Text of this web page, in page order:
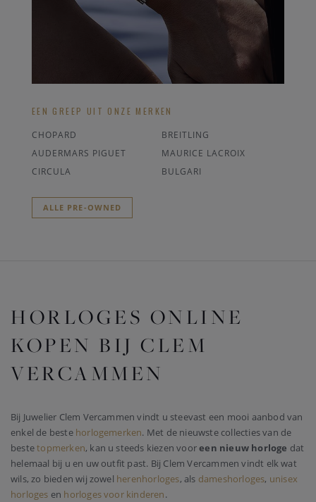
EEN GREEP UIT ONZE MERKEN
CHOPARD
BREITLING
AUDERMARS PIGUET
MAURICE LACROIX
CIRCULA
BULGARI
ALLE PRE-OWNED
HORLOGES ONLINE
KOPEN BIJ CLEM
VERCAMMEN
Bij Juwelier Clem Vercammen vindt u steevast een mooi aanbod van
enkel de beste horlogemerken. Met de nieuwste collecties van de
bestetopmerken, kan u steeds kiezen vooreen nieuw horloge dat
helemaal bij u en uw outfit past. Bij Clem Vercammen vindt elk wat
wils, zo bieden wij zowel herenhorloges, als dameshorloges, unisex
horloges en horloges voor kinderen.